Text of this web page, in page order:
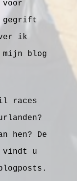
gegrift
ik
blog
races
hen? De
vindt u